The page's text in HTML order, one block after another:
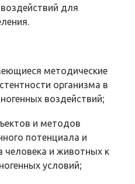
для
методические
организма в
воз­действий;
и методов
потенциала и
человека и животных к
условий;